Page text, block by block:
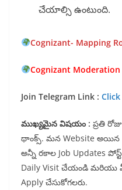
చేయాల్సి ఉంటుంది.
Cognizant- Mapping
Cognizant Moderation
Join Telegram Link :
ముఖ్యమైన విషయం : ప్రతి
థాంక్స్. మన Website అయిన
అన్నీ రకాల Job Updates
Daily Visit చేయండి మరియు
Apply చేసుకోగలరు.